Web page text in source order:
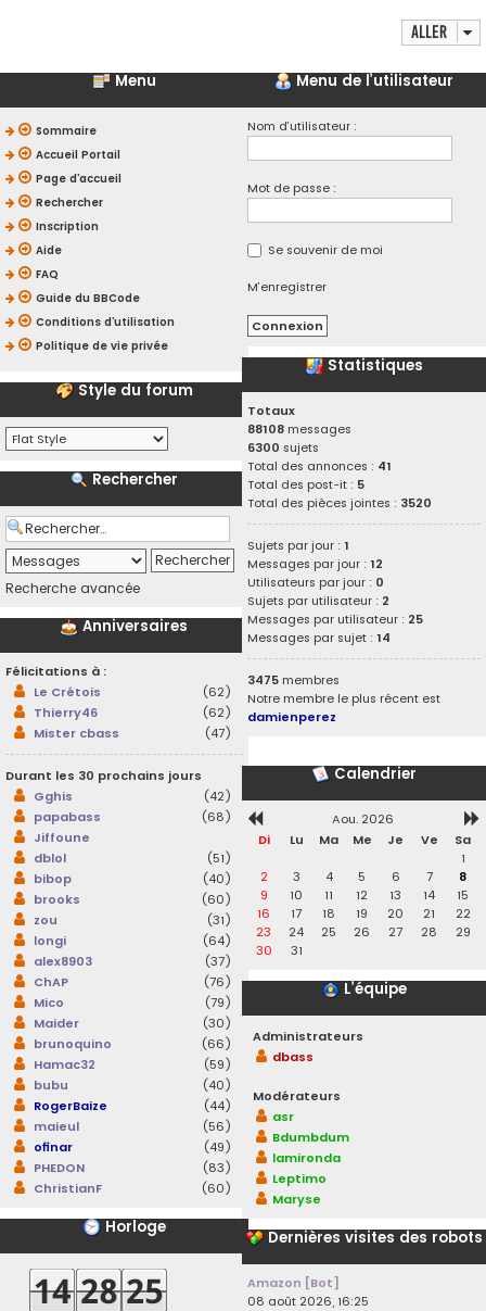
Aller
Menu
Sommaire
Accueil Portail
Page d’accueil
Rechercher
Inscription
Aide
FAQ
Guide du BBCode
Conditions d’utilisation
Politique de vie privée
Style du forum
Rechercher
Recherche avancée
Anniversaires
Félicitations à :
Le Crétois
(62)
Thierry46
(62)
Mister cbass
(47)
Durant les 30 prochains jours
Gghis
(42)
papabass
(68)
Jiffoune
dblol
(51)
bibop
(40)
brooks
(60)
zou
(31)
longi
(64)
alex8903
(37)
ChAP
(76)
Mico
(79)
Maider
(30)
brunoquino
(66)
Hamac32
(59)
bubu
(40)
RogerBaize
(44)
maieul
(56)
ofinar
(49)
PHEDON
(83)
ChristianF
(60)
Horloge
Menu de l’utilisateur
Nom d’utilisateur :
Mot de passe :
Se souvenir de moi
M’enregistrer
Statistiques
Totaux
88108 messages
6300 sujets
Total des annonces : 41
Total des post-it : 5
Total des pièces jointes : 3520
Sujets par jour :1
Messages par jour :12
Utilisateurs par jour : 0
Sujets par utilisateur : 2
Messages par utilisateur : 25
Messages par sujet :14
3475 membres
Notre membre le plus récent est
damienperez
Calendrier
Aou. 2026
Di
Lu Ma Me Je Ve
Sa
1
2
3 4 5 6 7
8
9
10 11 12 13 14
15
16
17 18 19 20 21
22
23
24 25 26 27 28
29
30
31
L’équipe
Administrateurs
dbass
Modérateurs
asr
Bdumbdum
lamironda
Leptimo
Maryse
Dernières visites des robots
Amazon [Bot]
08 août 2026, 16:25